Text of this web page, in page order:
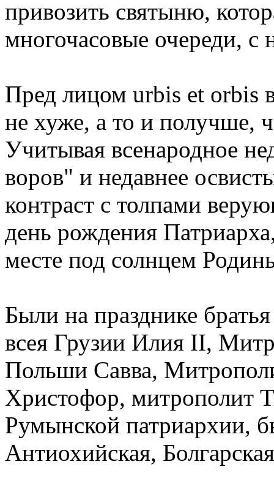
привозить святыню,
многочасовые очереди, с
Пред лицом urbis et orbis
не хуже, а то и получше,
Учитывая всенародное
воров" и недавнее
контраст с толпами
день рождения
месте под солнцем
Были на празднике
всея Грузии Илия II,
Польши Савва,
Христофор, митрополит
Румынской патриархии,
Антиохийская,